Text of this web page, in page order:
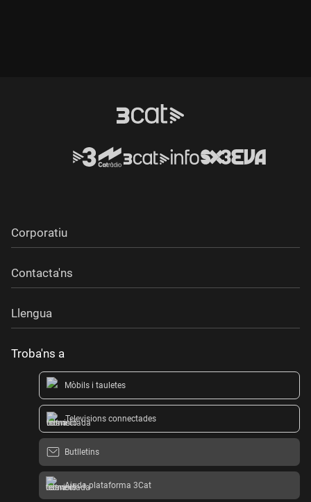
Corporatiu
Contacta'ns
Llengua
Troba'ns a
Mòbils i tauletes
Televisions connectades
Butlletins
Ajuda plataforma 3Cat